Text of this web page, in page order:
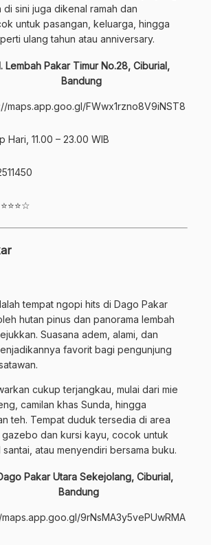
sini juga dikenal ramah dan
untuk pasangan, keluarga, hingga
ulang tahun atau anniversary.
Lembah Pakar Timur No.28, Ciburial,
Bandung
maps.app.goo.gl/FWwx1rzno8V9iNST8
Hari, 11.00 – 23.00 WIB
tempat ngopi hits di Dago Pakar
hutan pinus dan panorama lembah
Suasana adem, alami, dan
favorit bagi pengunjung
cukup terjangkau, mulai dari mie
camilan khas Sunda, hingga
teh. Tempat duduk tersedia di area
dan kursi kayu, cocok untuk
atau menyendiri bersama buku.
Pakar Utara Sekejolang, Ciburial,
Bandung
9rNsMA3y5vePUwRMA